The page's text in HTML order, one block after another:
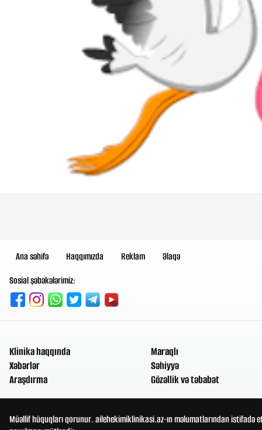
Ana səhifə Haqqımızda Reklam
Əlaqə
Sosial şəbəkələrimiz:
Klinika haqqında
Xəbərlər
Araşdırma
Maraqlı
Səhiyyə
Gözəllik və təbabət
Müəllif hüquqları qorunur. ailehekimiklinikasi.az-ın məlumatlarından